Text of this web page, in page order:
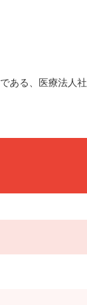
ある、医療法人社